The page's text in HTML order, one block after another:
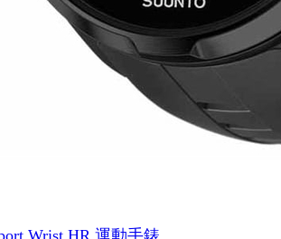
Wrist HR 運動手錶